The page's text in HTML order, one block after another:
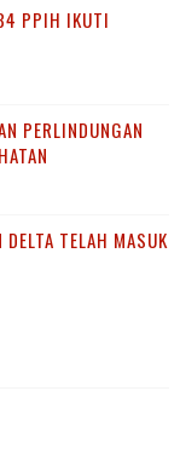
PPIH IKUTI
PERLINDUNGAN
TELAH MASUK